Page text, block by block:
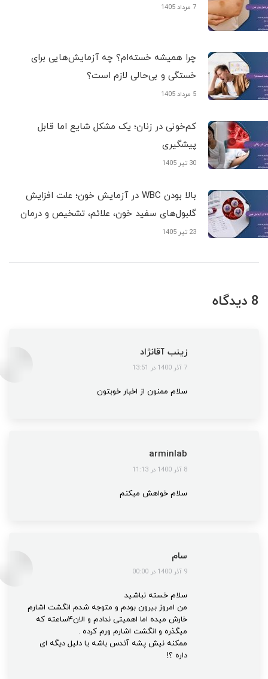
7 مرداد 1405
چرا همیشه خسته‌ام؟ چه آزمایش‌هایی برای
خستگی و بی‌حالی لازم است؟
5 مرداد 1405
کم‌خونی در زنان؛ یک مشکل شایع اما قابل
پیشگیری
30 تیر 1405
بالا بودن WBC در آزمایش خون؛ علت افزایش
گلبول‌های سفید خون، علائم، تشخیص و درمان
23 تیر 1405
8 دیدگاه
زینب آقانژاد
گفت:
7 آذر 1400 در 13:51
سلام ممنون از اخبار خوبتون
arminlab
گفت:
8 آذر 1400 در 11:13
سلام خواهش میکنم
سام
گفت:
9 آذر 1400 در 00:00
سلام خسته نباشید
من امروز بیرون بودم و متوجه شدم انگشت اشارم
خارش میده اما اهمیتی ندادم و الان۴ساعته که
میگذره و انگشت اشارم ورم کرده .
ممکنه نیش پشه آئدس باشه یا دلیل دیگه ای
داره ؟!